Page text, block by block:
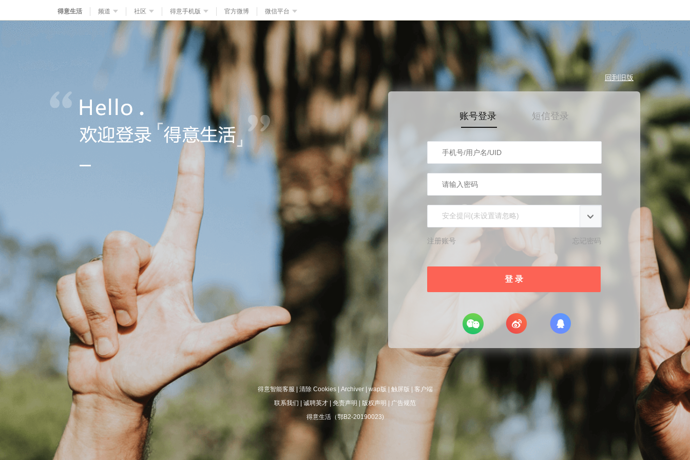
得意生活 频道 社区 得意手机版 官方微博 微信平台
回到旧版
账号登录 短信登录
安全提问(未设置请忽略)
注册账号 忘记密码
登 录
得意智能客服 清除 Cookies| Archiver| wap版 触屏版
客户端
联系我们
诚聘英才 免责声明 版权声明
广告规范
得意生活（鄂B2-20190023)